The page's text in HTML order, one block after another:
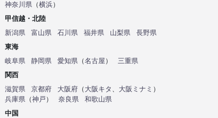
神奈川県 （横浜）
甲信越・北陸
新潟県
富山県 石川県 福井県 山梨県
長野県
東海
岐阜県
静岡県 愛知県 （名古屋）
三重県
関西
滋賀県
京都府 大阪府 （大阪キタ、 大阪ミナミ ）
兵庫県 （神戸） 奈良県
和歌山県
中国